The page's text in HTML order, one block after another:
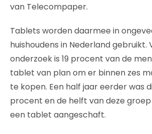
van Telecompaper.
Tablets worden daarmee in
huishoudens in Nederland gebruikt.
onderzoek is 19 procent van de
tablet van plan om er binnen zes
te kopen. Een half jaar eerder was
procent en de helft van deze
een tablet aangeschaft.